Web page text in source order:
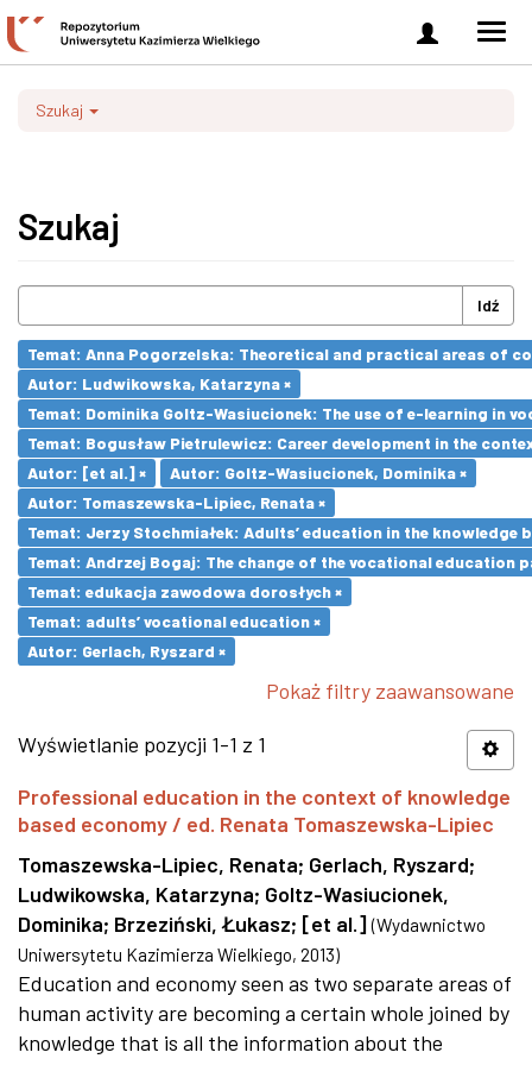
Zaloguj
się
Szukaj
Szukaj
Idź
Temat: Anna Pogorzelska: Theoretical and practical areas of
Autor: Ludwikowska, Katarzyna ×
Temat: Dominika Goltz-Wasiucionek: The use of e-learning in
Temat: Bogusław Pietrulewicz: Career development in the
Autor: [et al.] ×
Autor: Goltz-Wasiucionek, Dominika ×
Autor: Tomaszewska-Lipiec, Renata ×
Temat: Jerzy Stochmiałek: Adults’ education in the knowledge
Temat: Andrzej Bogaj: The change of the vocational education
Temat: edukacja zawodowa dorosłych ×
Temat: adults’ vocational education ×
Autor: Gerlach, Ryszard ×
Pokaż filtry zaawansowane
Wyświetlanie pozycji 1-1 z 1
Professional education in the context of knowledge
based economy / ed. Renata Tomaszewska-Lipiec
Tomaszewska-Lipiec, Renata; Gerlach, Ryszard;
Ludwikowska, Katarzyna; Goltz-Wasiucionek,
Dominika; Brzeziński, Łukasz; [et al.] (Wydawnictwo
Uniwersytetu Kazimierza Wielkiego, 2013)
Education and economy seen as two separate areas of
human activity are becoming a certain whole joined by
knowledge that is all the information about the